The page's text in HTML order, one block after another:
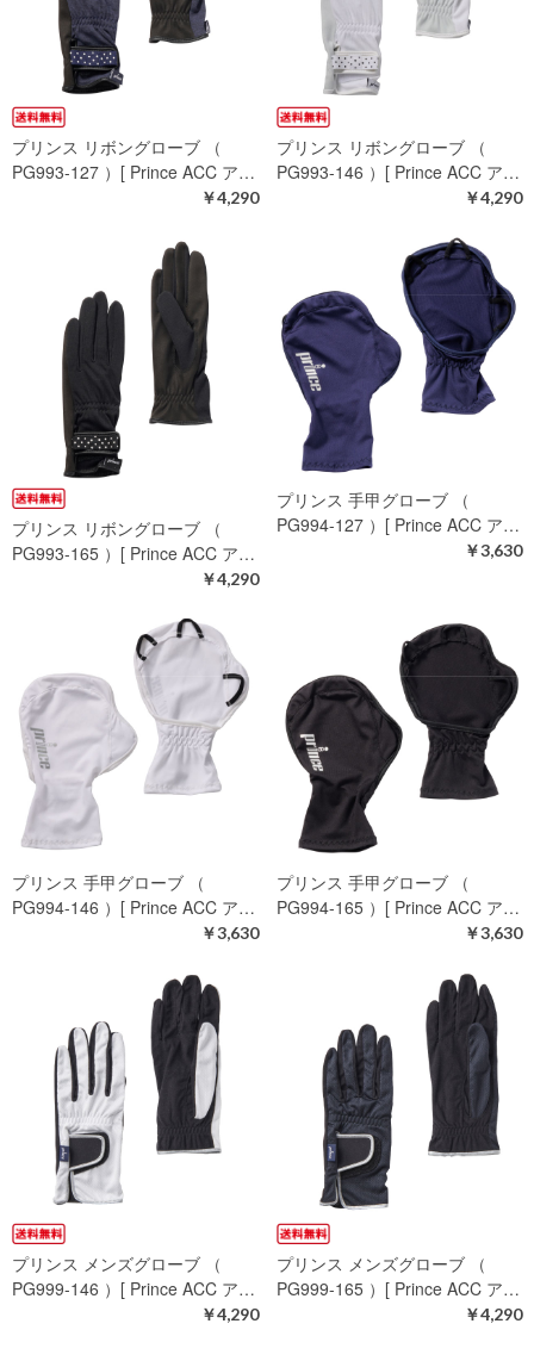
プリンス リボングローブ （
PG993-127 ）[ Prince ACC ア…
￥4,290
プリンス リボングローブ （
PG993-146 ）[ Prince ACC ア…
￥4,290
プリンス リボングローブ （
PG993-165 ）[ Prince ACC ア…
￥4,290
プリンス 手甲グローブ （
PG994-127 ）[ Prince ACC ア…
￥3,630
プリンス 手甲グローブ （
PG994-146 ）[ Prince ACC ア…
￥3,630
プリンス 手甲グローブ （
PG994-165 ）[ Prince ACC ア…
￥3,630
プリンス メンズグローブ （
PG999-146 ）[ Prince ACC ア…
￥4,290
プリンス メンズグローブ （
PG999-165 ）[ Prince ACC ア…
￥4,290